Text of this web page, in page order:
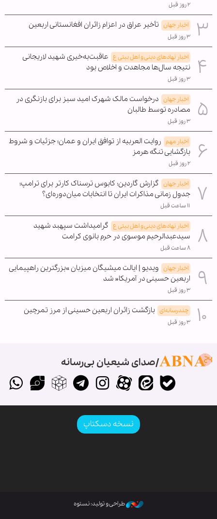
۲ روز قبل
اخبار جهان تأخیر عراق در اعزام زائران افغانستانی اربعین
۳ روز قبل
اخبار نهادهای دینی و اهل بیتی ع عاقبت‌به‌خیری شهید لاریجانی
نتیجه سال‌ها مجاهدت و اخلاص بود
۳ روز قبل
اخبار جهان درخواست مالک شهرک امید سبز برای بازنگری در
مصادره توسط طالبان
۳ روز قبل
اخبار مهم روایت العربیه از توافق ایران و عمان؛ جزئیات و شروط
بازگشایی تنگه هرمز
۲ روز قبل
اخبار جهان گزارش گاردین: کابوس ترسناک کارتر برای ترامپ؛
جدول زمانی مذاکرات ایران تا انتخابات میان‌دوره‌ای؟
۱۱ ساعت قبل
اخبار نهادهای دینی و اهل بیتی ع گرامیداشت سپهبد شهید
سیدعبدالرحیم موسوی در حرم بانوی کرامت
۸ ساعت قبل
اخبار جهان ویدیو | ایالت میشیگان میزبان »بزرگترین راهپیمایی
اربعین حسینی در آمریکا« شد
۳ روز قبل
چندرسانه‌ای بازگشت زائران اربعین حسینی از مرز تمرچین
۳ روز قبل
صدای شیعیان بی‌رسانه
نسخه دسکتاپ
طراحی و تولید: نستوه